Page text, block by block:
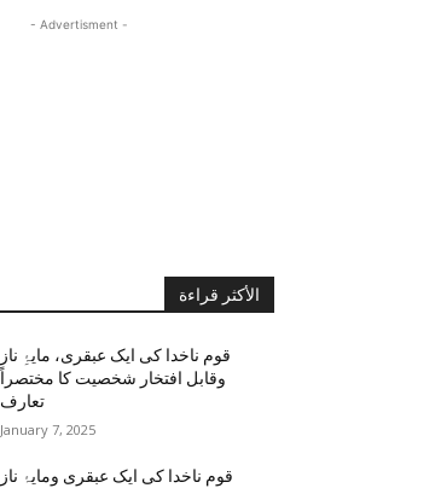
- Advertisment -
الأكثر قراءة
قوم ناخدا کی ایک عبقری، مایۂِ ناز
وقابل افتخار شخصیت کا مختصراً
تعارف
January 7, 2025
قوم ناخدا کی ایک عبقری ومایۂ ناز